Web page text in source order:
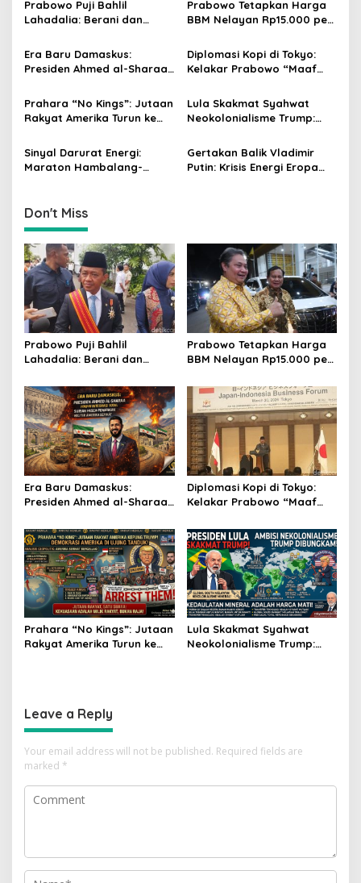
v
g
a
t
i
o
n
Prabowo Puji Bahlil
Lahadalia: Berani dan
88–89
Prabowo Tetapkan Harga
BBM Nelayan Rp15.000 per
30-200 GT
Era Baru Damaskus:
Presiden Ahmed al-Sharaa
Suriah Pasca-Penarikan
Militer Amerika Serikat
Diplomasi Kopi di Tokyo:
Kelakar Prabowo “Maaf
Lebih Enak!” Guncang
Forum Bisnis Jepang
Prahara “No Kings”: Jutaan
Rakyat Amerika Turun ke
dalam Kepungan Protes
Global!
Lula Skakmat Syahwat
Neokolonialisme Trump:
South Terhadap Penjajahan
Gaya Baru
Sinyal Darurat Energi:
Maraton Hambalang-
Guncangan Global
Gertakan Balik Vladimir
Putin: Krisis Energi Eropa
Don't Miss
Prabowo Puji Bahlil
Lahadalia: Berani dan
88–89
Prabowo Tetapkan Harga
BBM Nelayan Rp15.000 per
30-200 GT
Era Baru Damaskus:
Presiden Ahmed al-Sharaa
Suriah Pasca-Penarikan
Militer Amerika Serikat
Diplomasi Kopi di Tokyo:
Kelakar Prabowo “Maaf
Lebih Enak!” Guncang
Forum Bisnis Jepang
Prahara “No Kings”: Jutaan
Rakyat Amerika Turun ke
Lula Skakmat Syahwat
Neokolonialisme Trump:
Leave a Reply
Your email address will not be published. Required fields are
marked *